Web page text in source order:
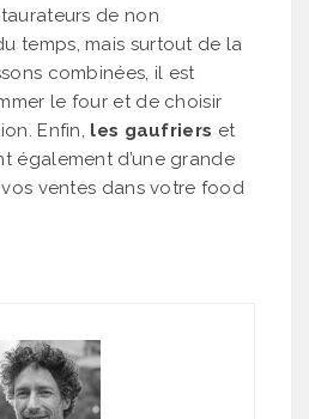
de non
temps, mais surtout de la
combinées, il est
le four et de choisir
Enfin, les gaufriers et
également d’une grande
ventes dans votre food